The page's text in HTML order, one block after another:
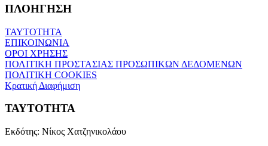
ΠΛΟΗΓΗΣΗ
ΤΑΥΤΟΤΗΤΑ
ΕΠΙΚΟΙΝΩΝΙΑ
ΟΡΟΙ ΧΡΗΣΗΣ
ΠΟΛΙΤΙΚΗ ΠΡΟΣΤΑΣΙΑΣ ΠΡΟΣΩΠΙΚΩΝ ΔΕΔΟΜΕΝΩΝ
ΠΟΛΙΤΙΚΗ COOKIES
Κρατική Διαφήμιση
ΤΑΥΤΟΤΗΤΑ
Εκδότης: Νίκος Χατζηνικολάου